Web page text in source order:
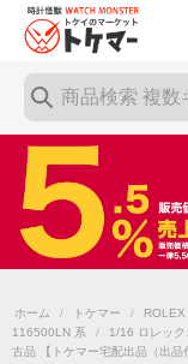
ホーム / トケマー / ROLEX
116500LN 系
/
1/16 ロレッ
古品 【トケマー宅配出品（出